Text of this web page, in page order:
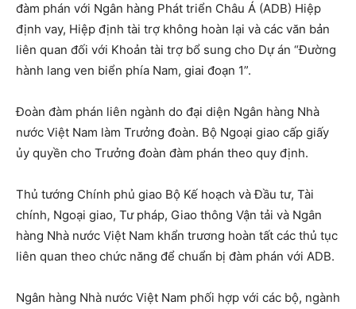
đàm phán với Ngân hàng Phát triển Châu Á (ADB) Hiệp
định vay, Hiệp định tài trợ không hoàn lại và các văn bản
liên quan đối với Khoản tài trợ bổ sung cho Dự án “Đường
hành lang ven biển phía Nam, giai đoạn 1”.
Đoàn đàm phán liên ngành do đại diện Ngân hàng Nhà
nước Việt Nam làm Trưởng đoàn. Bộ Ngoại giao cấp giấy
ủy quyền cho Trưởng đoàn đàm phán theo quy định.
Thủ tướng Chính phủ giao Bộ Kế hoạch và Đầu tư, Tài
chính, Ngoại giao, Tư pháp, Giao thông Vận tải và Ngân
hàng Nhà nước Việt Nam khẩn trương hoàn tất các thủ tục
liên quan theo chức năng để chuẩn bị đàm phán với ADB.
Ngân hàng Nhà nước Việt Nam phối hợp với các bộ, ngành